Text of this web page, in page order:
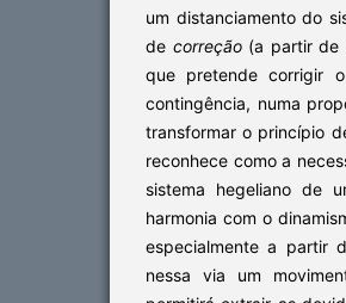
um distanciamento do
de correção(a partir de
que pretende corrigir
contingência, numa
transformar o princípio
reconhece como a
sistema hegeliano de
harmonia com o
especialmente a partir
nessa via um